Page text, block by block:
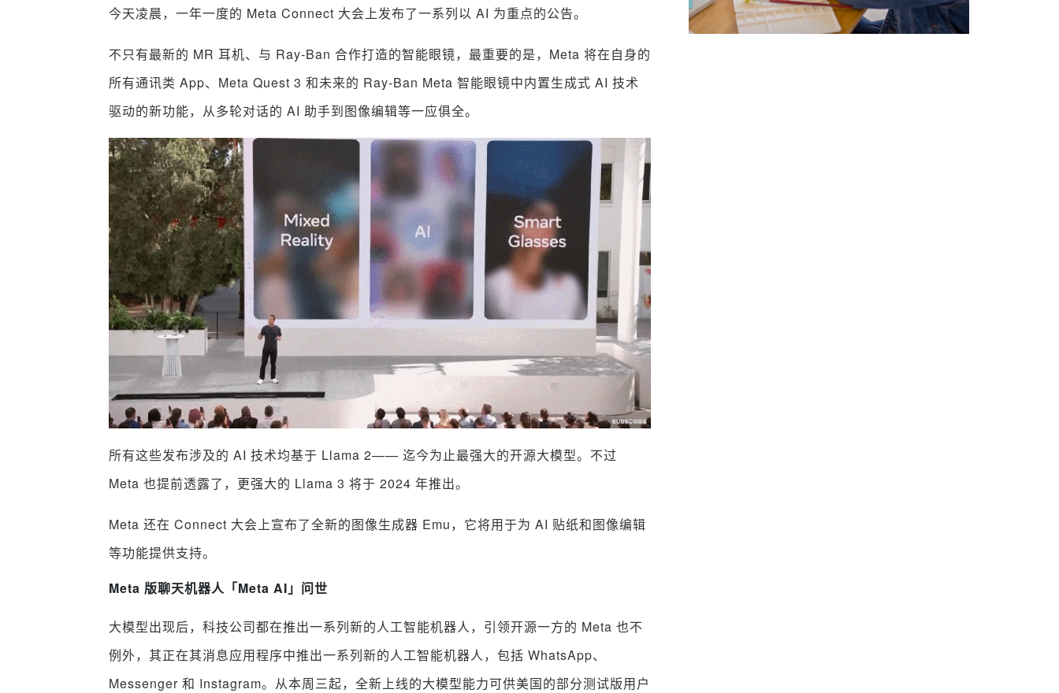
今天凌晨，一年一度的 Meta Connect 大会上发布了一系列以 AI 为重点的公告。
不只有最新的 MR 耳机、与 Ray-Ban 合作打造的智能眼镜，最重要的是，Meta 将在自身的
所有通讯类 App、Meta Quest 3 和未来的 Ray-Ban Meta 智能眼镜中内置生成式 AI 技术
驱动的新功能，从多轮对话的 AI 助手到图像编辑等一应俱全。
所有这些发布涉及的 AI 技术均基于 Llama 2—— 迄今为止最强大的开源大模型。不过
Meta 也提前透露了，更强大的 Llama 3 将于 2024 年推出。
Meta 还在 Connect 大会上宣布了全新的图像生成器 Emu，它将用于为 AI 贴纸和图像编辑
等功能提供支持。
Meta 版聊天机器人「Meta AI」问世
大模型出现后，科技公司都在推出一系列新的人工智能机器人，引领开源一方的 Meta 也不
例外，其正在其消息应用程序中推出一系列新的人工智能机器人，包括 WhatsApp、
Messenger 和 Instagram。从本周三起，全新上线的大模型能力可供美国的部分测试版用户